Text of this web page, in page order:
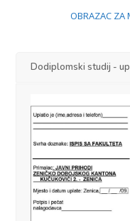
OBRAZAC ZA
Dodiplomski studij -